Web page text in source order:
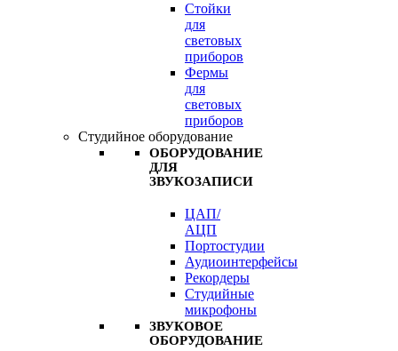
Стойки
для
световых
приборов
Фермы
для
световых
приборов
Студийное оборудование
ОБОРУДОВАНИЕ
ДЛЯ
ЗВУКОЗАПИСИ
ЦАП/
АЦП
Портостудии
Аудиоинтерфейсы
Рекордеры
Студийные
микрофоны
ЗВУКОВОЕ
ОБОРУДОВАНИЕ